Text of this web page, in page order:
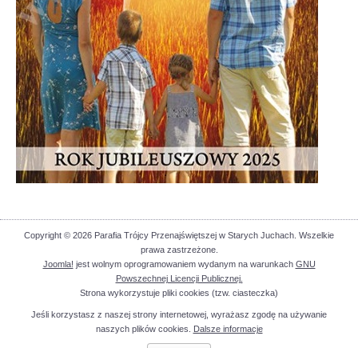
Copyright © 2026 Parafia Trójcy Przenajświętszej w Starych Juchach. Wszelkie
prawa zastrzeżone.
Joomla! jest wolnym oprogramowaniem wydanym na warunkach GNU
Powszechnej Licencji Publicznej.
Strona wykorzystuje pliki cookies (tzw. ciasteczka)
Jeśli korzystasz z naszej strony internetowej, wyrażasz zgodę na używanie
naszych plików cookies.
Dalsze informacje